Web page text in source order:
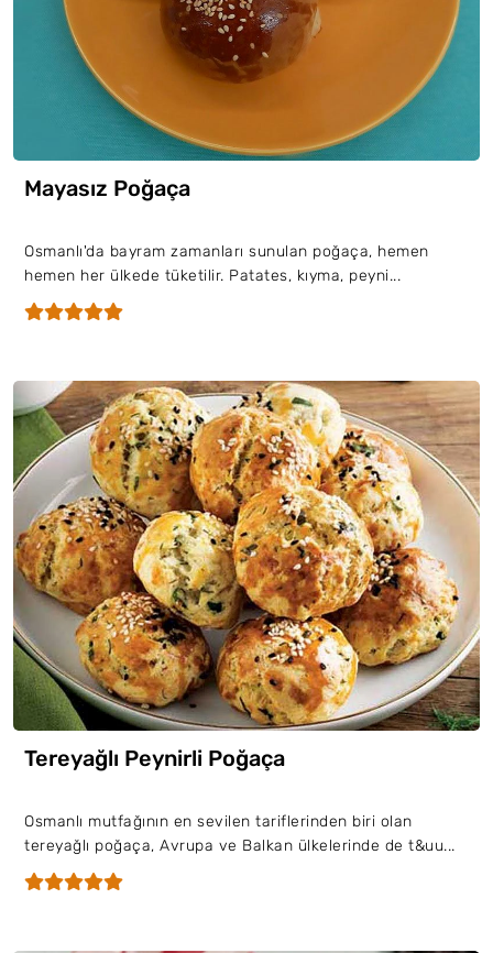
Mayasız Poğaça
Osmanlı'da bayram zamanları sunulan poğaça, hemen
hemen her ülkede tüketilir. Patates, kıyma, peyni...
Tereyağlı Peynirli Poğaça
Osmanlı mutfağının en sevilen tariflerinden biri olan
tereyağlı poğaça, Avrupa ve Balkan ülkelerinde de t&uu...